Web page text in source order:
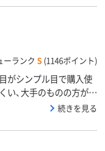
ーランク S (1146ポイント)
がシンプル目で購入使
い、大手のものの方がウ
た入れ物はあまり変わら
続きを見る